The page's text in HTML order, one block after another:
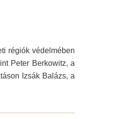
régiók védelmében
Peter Berkowitz, a
Izsák Balázs, a